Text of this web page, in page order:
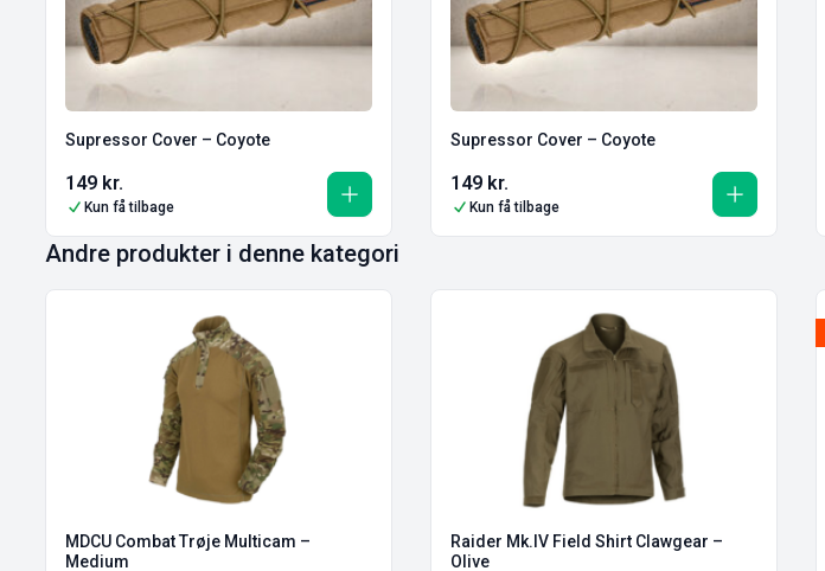
Supressor Cover – Coyote
149 kr.
Kun få tilbage
Supressor Cover – Coyote
149 kr.
Kun få tilbage
Andre produkter i denne kategori
MDCU Combat Trøje Multicam –
Medium
Raider Mk.IV Field Shirt Clawgear –
Olive